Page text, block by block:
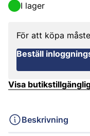
I lager
För att köpa
Beställ
Visa
Beskrivning